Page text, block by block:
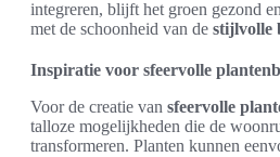
integreren, blijft het groen gezond
met de schoonheid van de stijlvolle
Inspiratie voor sfeervolle
Voor de creatie van sfeervolle
talloze mogelijkheden die de
transformeren. Planten kunnen